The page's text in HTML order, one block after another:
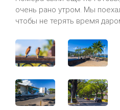
очень рано утром. Мы
чтобы не терять время